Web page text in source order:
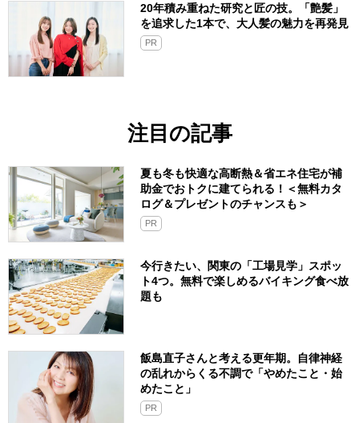
20年積み重ねた研究と匠の技。「艶髪」
を追求した1本で、大人髪の魅力を再発見
PR
注目の記事
夏も冬も快適な高断熱＆省エネ住宅が補
助金でおトクに建てられる！＜無料カタ
ログ＆プレゼントのチャンスも＞
PR
今行きたい、関東の「工場見学」スポッ
ト4つ。無料で楽しめるバイキング食べ放
題も
飯島直子さんと考える更年期。自律神経
の乱れからくる不調で「やめたこと・始
めたこと」
PR